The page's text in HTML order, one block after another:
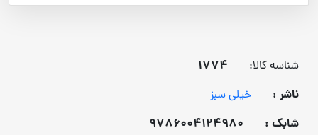
شناسه کالا:
1774
ناشر :
خیلی سبز
شابک :
9786004124980